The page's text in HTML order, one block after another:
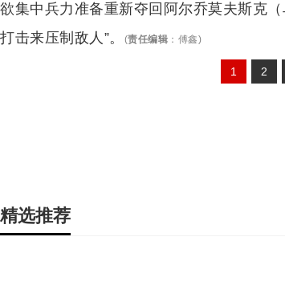
欲集中兵力准备重新夺回阿尔乔莫夫斯克
打击来压制敌人”。
(责任编辑 ： 傅鑫)
1 2
精选推荐